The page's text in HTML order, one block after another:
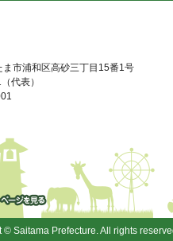
市浦和区高砂三丁目15番1号
代表）
まっ
© Saitama Prefecture. All rights